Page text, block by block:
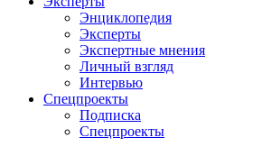
Энциклопедия
Эксперты
Экспертные мнения
Личный взгляд
Интервью
Спецпроекты
Подписка
Спецпроекты